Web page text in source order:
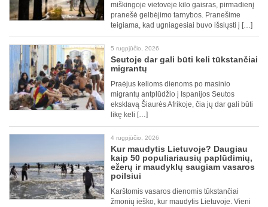
miškingoje vietovėje kilo gaisras, pirmadienį
pranešė gelbėjimo tarnybos. Pranešime
teigiama, kad ugniagesiai buvo išsiųsti į […]
5 rugpjūčio, 2026
Seutoje dar gali būti keli tūkstančiai
migrantų
Praėjus kelioms dienoms po masinio
migrantų antplūdžio į Ispanijos Seutos
eksklavą Šiaurės Afrikoje, čia jų dar gali būti
likę keli […]
4 rugpjūčio, 2026
Kur maudytis Lietuvoje? Daugiau
kaip 50 populiariausių paplūdimių,
ežerų ir maudyklų saugiam vasaros
poilsiui
Karštomis vasaros dienomis tūkstančiai
žmonių ieško, kur maudytis Lietuvoje. Vieni